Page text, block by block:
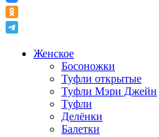
Женское
Босоножки
Туфли открытые
Туфли Мэри Джейн
Туфли
Делёнки
Балетки